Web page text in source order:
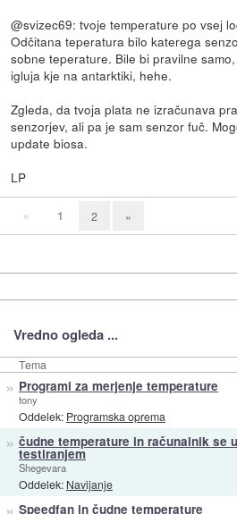
@svizec69: tvoje temperature po vsej
Odčitana teperatura bilo katerega
sobne teperature. Bile bi pravilne
igluja kje na antarktiki, hehe.
Zgleda, da tvoja plata ne izračunava
senzorjev, ali pa je sam senzor fuč.
update biosa.
LP
« 1 2 »
Vredno ogleda ...
Tema
» Programi za merjenje temperature
tony
Oddelek: Programska oprema
» čudne temperature in računalnik se
testiranjem
Shegevara
Oddelek: Navijanje
Speedfan in čudne temperature